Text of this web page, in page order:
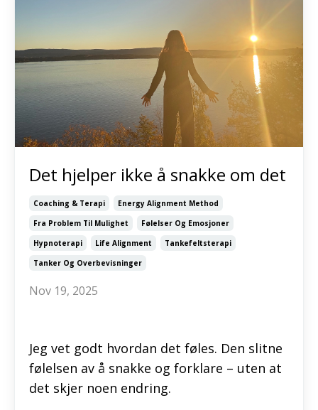
Det hjelper ikke å snakke om det
Coaching & Terapi
Energy Alignment Method
Fra Problem Til Mulighet
Følelser Og Emosjoner
Hypnoterapi
Life Alignment
Tankefeltsterapi
Tanker Og Overbevisninger
Nov 19, 2025
Jeg vet godt hvordan det føles. Den slitne
følelsen av å snakke og forklare – uten at
det skjer noen endring.